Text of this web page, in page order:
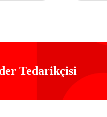
Tedarikçisi